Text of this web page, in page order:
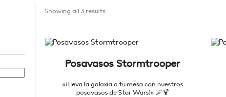
Showing all 3 results
Posavasos Stormtrooper
«¡Lleva la galaxia a tu mesa con nuestros
posavasos de Star Wars!» 🌌🍹